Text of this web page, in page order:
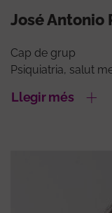
José Antonio
Cap de grup
Psiquiatria, salut
Llegir més